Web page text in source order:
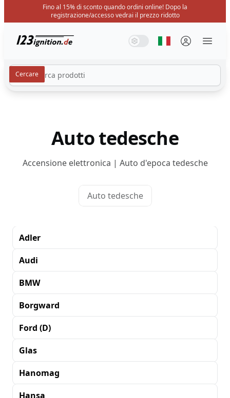
Fino al 15% di sconto quando ordini online! Dopo la
registrazione/accesso vedrai il prezzo ridotto
123ignition.de Modalità di sistema
Modalità luce
Modalità oscura
Seleziona la
Auto tedesche
Accensione elettronica | Auto d'epoca tedesche
Auto tedesche
Adler
Audi
BMW
Borgward
Ford (D)
Glas
Hanomag
Hansa